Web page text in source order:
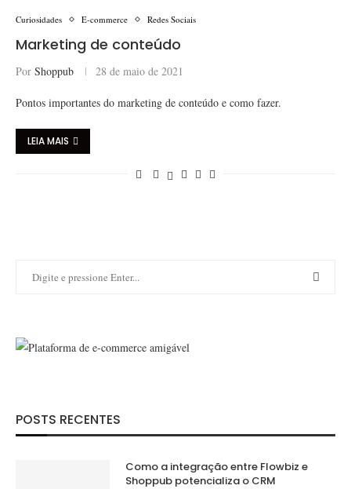
Curiosidades E-commerce Redes Sociais
Marketing de conteúdo
Por Shoppub 28 de maio de 2021
Pontos importantes do marketing de conteúdo e como fazer.
LEIA MAIS
POSTS RECENTES
Como a integração entre Flowbiz e
Shoppub potencializa o CRM